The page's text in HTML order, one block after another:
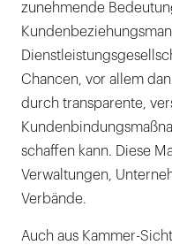
zunehmende
Chancen, vor allem
durch transparente,
schaffen kann. Diese
Verwaltungen,
Verbände.
Auch aus Kammer-